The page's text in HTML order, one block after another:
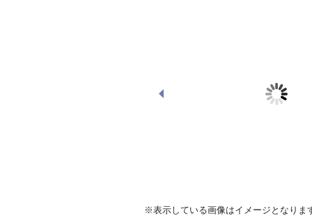
※表示している画像はイメージとなりま